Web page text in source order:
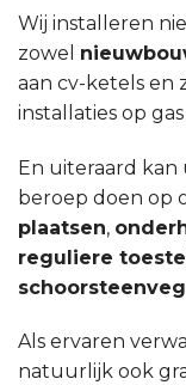
Wij installeren
zowel
aan cv-ketels en
installaties op
En uiteraard kan
beroep doen op
plaatsen,
reguliere
Als ervaren
natuurlijk ook